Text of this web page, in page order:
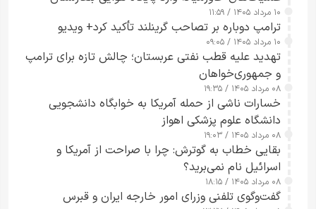
شدند
۱۰ مرداد ۱۴۰۵ / ۱۱:۵۹
ترامپ دوباره بر تصاحب گرینلند تأکید کرد+ ویدیو
۱۰ مرداد ۱۴۰۵ / ۰۹:۰۵
تهدید علیه قطب نفتی عربستان؛ چالش تازه برای ترامپ
و جمهوری‌خواهان
۰۸ مرداد ۱۴۰۵ / ۱۹:۳۵
خسارات ناشی از حمله آمریکا به خوابگاه دانشجویی
دانشگاه علوم پزشکی اهواز
۰۸ مرداد ۱۴۰۵ / ۱۹:۰۳
بقایی خطاب به گوترش: چرا با صراحت از آمریکا و
اسرائیل نام نمی‌برید؟
۰۸ مرداد ۱۴۰۵ / ۱۸:۱۵
گفت‌وگوی تلفنی وزرای امور خارجه ایران و قبرس